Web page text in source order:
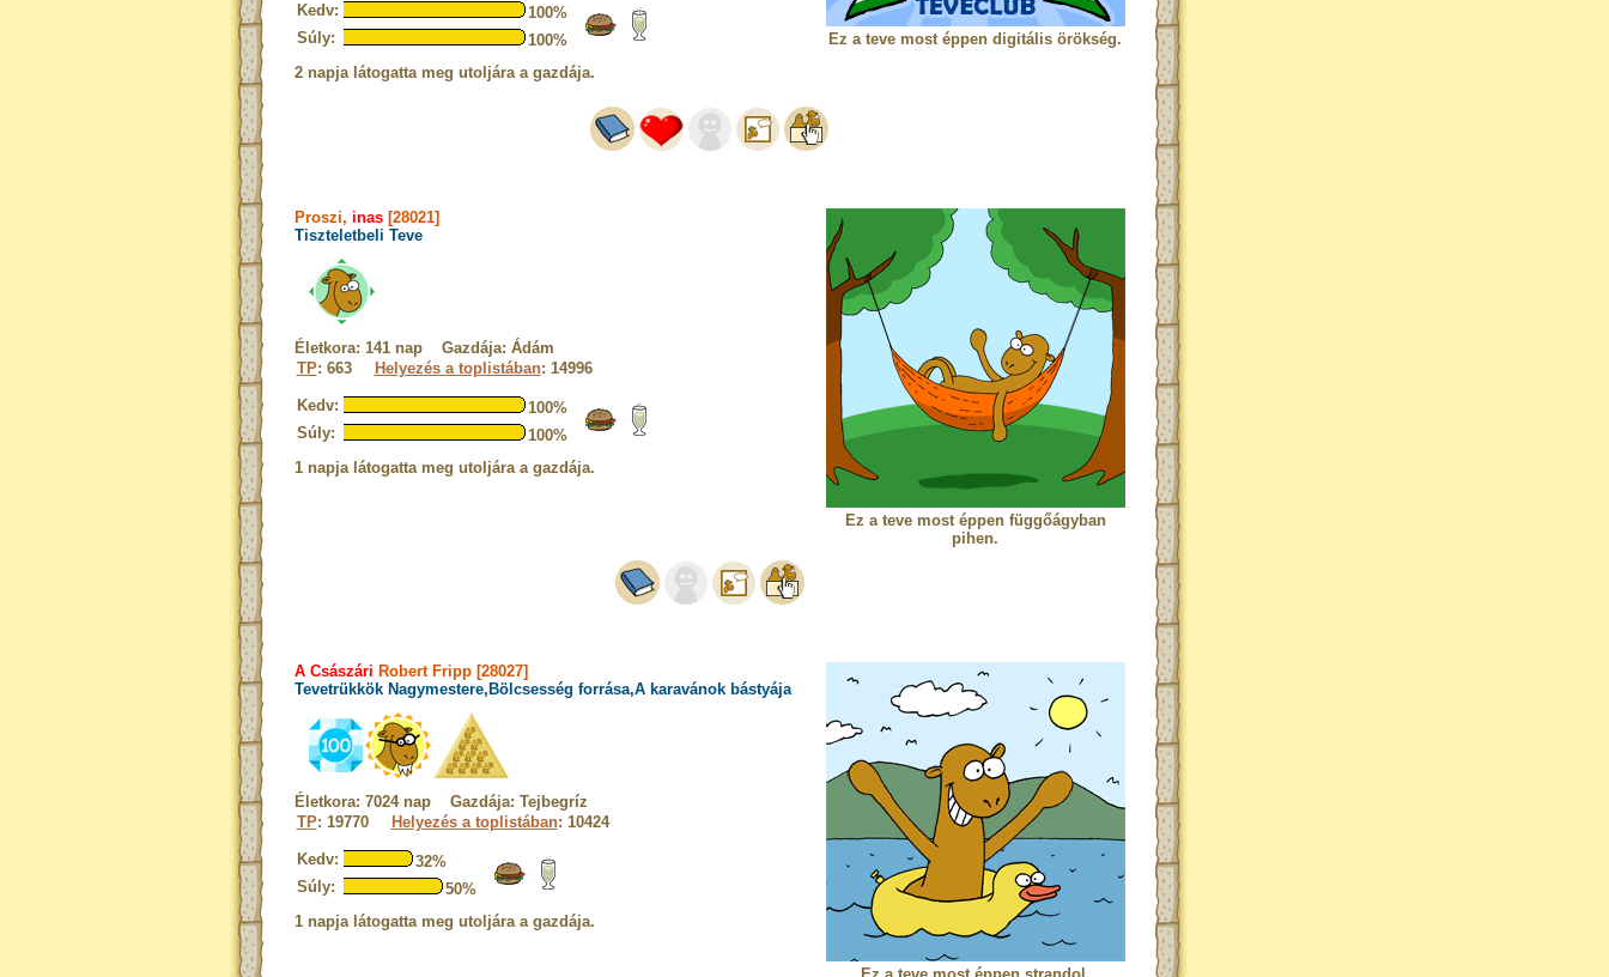
Kedv:
100%
Súly:
100%
2 napja látogatta meg utoljára a gazdája.
Ez a teve most éppen digitális örökség.
Proszi, inas[28021]
Tiszteletbeli Teve
Életkora: 141 nap Gazdája: Ádám
TP: 663 Helyezés a toplistában: 14996
Kedv:
100%
Súly:
100%
1 napja látogatta meg utoljára a gazdája.
Ez a teve most éppen függőágyban
pihen.
A Császári Robert Fripp [28027]
Tevetrükkök Nagymestere,Bölcsesség forrása,A karavánok bástyája
Életkora: 7024 nap Gazdája: Tejbegríz
TP: 19770 Helyezés a toplistában: 10424
Kedv:
32%
Súly:
50%
1 napja látogatta meg utoljára a gazdája.